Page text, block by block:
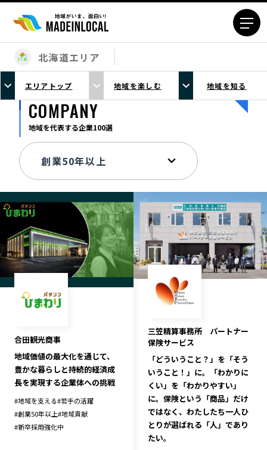
エリアから探す
北海道エリア
青森エリア
岩手エリア
秋田エリア
福島エリア
栃木エリア
埼玉エリア
千葉エリア
東京23区エリア
多摩エリア
神奈川エリア
新潟エリア
富山エリア
石川エリア
福井エリア
山梨エリア
岐阜エリア
静岡エリア
愛知エリア
京都エリア
大阪市エリア
北摂エリア
堺・泉州エリア
河内エリア
兵庫エリア
和歌山エリア
鳥取エリア
島根エリア
岡山エリア
広島エリア
北海道エリア
エリアトップ 地域を楽しむ 地域を知る
COMPANY
地域を代表する企業100選
合田観光商事
地域価値の最大化を通じて、
豊かな暮らしと持続的経済成
長を実現する企業体への挑戦
#地域を支える#若手の活躍
#創業50年以上#地域貢献
#新卒採用強化中
三笠精算事務所 パートナー
保険サービス
「どういうこと？」を「そう
いうこと！」に。「わかりに
くい」を「わかりやすい」
に。保険という「商品」だけ
ではなく、わたしたち一人ひ
とりが選ばれる「人」であり
たい。